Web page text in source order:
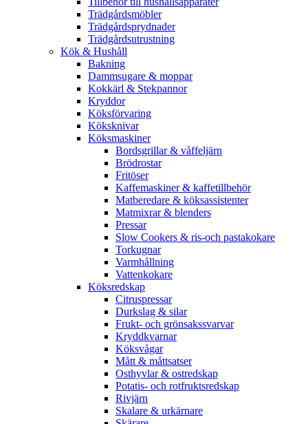
Trädgårdsmöbler
Trädgårdsprydnader
Trädgårdsutrustning
Kök & Hushåll
Bakning
Dammsugare & moppar
Kokkärl & Stekpannor
Kryddor
Köksförvaring
Köksknivar
Köksmaskiner
Bordsgrillar & våffeljärn
Brödrostar
Fritöser
Kaffemaskiner & kaffetillbehör
Matberedare & köksassistenter
Matmixrar & blenders
Pressar
Slow Cookers & ris-och pastakokare
Torkugnar
Varmhållning
Vattenkokare
Köksredskap
Citruspressar
Durkslag & silar
Frukt- och grönsakssvarvar
Kryddkvarnar
Köksvågar
Mått & måttsatser
Osthyvlar & ostredskap
Potatis- och rotfruktsredskap
Rivjärn
Skalare & urkärnare